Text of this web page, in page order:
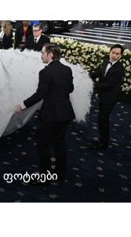
ფოტოები